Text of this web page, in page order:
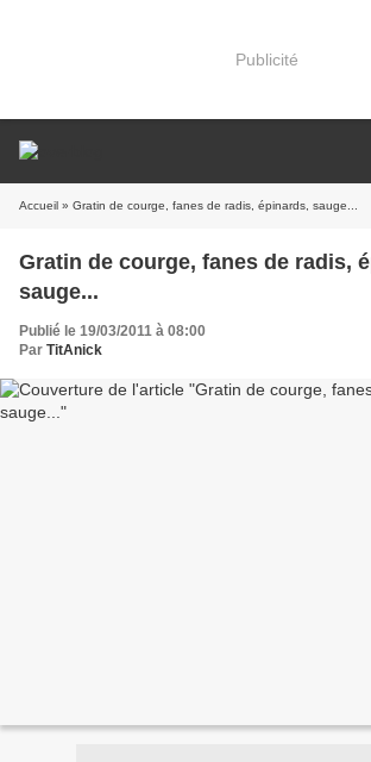
Publicité
Accueil » Gratin de courge, fanes de radis, épinards, sauge...
Gratin de courge, fanes de radis,
sauge...
Publié le 19/03/2011 à 08:00
Par TitAnick